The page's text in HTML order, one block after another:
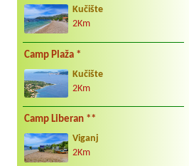
Kučište
2Km
Camp Plaža *
Kučište
2Km
Camp Liberan **
Viganj
2Km